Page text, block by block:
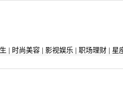
时尚美容| 影视娱乐 职场理财| 星